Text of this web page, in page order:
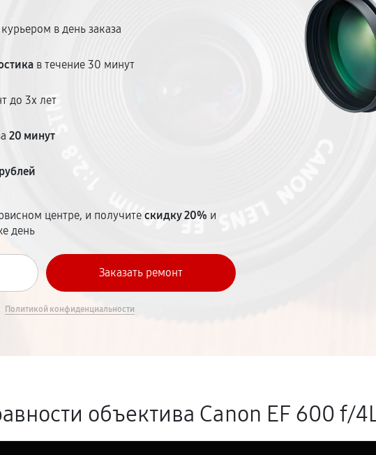
курьером в день заказа
в течение 30 минут
до 3х лет
20 минут
центре, и получитескидку 20% и
день
Политикой конфиденциальности
объектива Canon EF 600 f/